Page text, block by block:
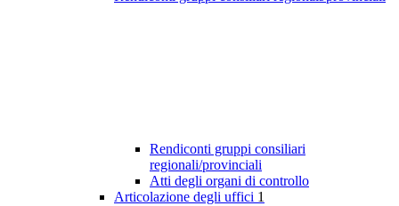
Rendiconti gruppi consiliari
regionali/provinciali
Atti degli organi di controllo
Articolazione degli uffici 1